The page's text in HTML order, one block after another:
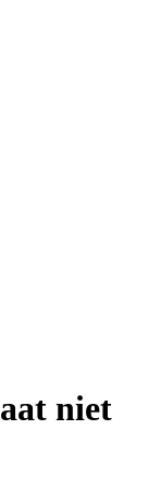
niet